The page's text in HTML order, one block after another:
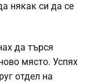
някак си да се
да търся
място. Успях
отдел на